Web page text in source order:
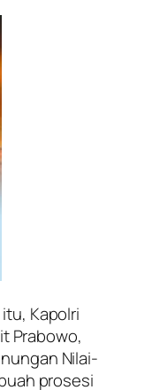
Kapolri
Prabowo,
Nilai-
prosesi